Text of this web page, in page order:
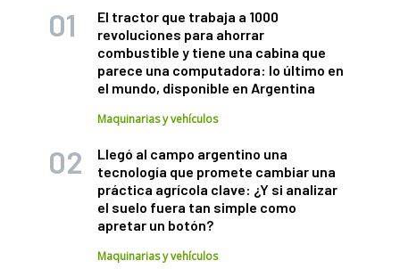
El tractor que trabaja a 1000
revoluciones para ahorrar
combustible y tiene una cabina que
parece una computadora: lo último en
el mundo, disponible en Argentina
Maquinarias y vehículos
Llegó al campo argentino una
tecnología que promete cambiar una
práctica agrícola clave: ¿Y si analizar
el suelo fuera tan simple como
apretar un botón?
Maquinarias y vehículos